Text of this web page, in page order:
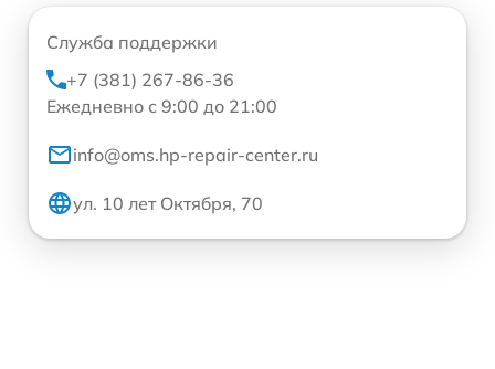
Служба поддержки
+7 (381) 267-86-36
Ежедневно с 9:00 до 21:00
info@oms.hp-repair-center.ru
ул. 10 лет Октября, 70